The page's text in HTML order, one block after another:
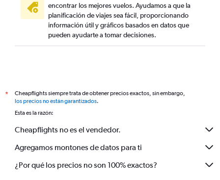
encontrar los mejores vuelos. Ayudamos a que la
planificación de viajes sea fácil, proporcionando
información útil y gráficos basados en datos que
pueden ayudarte a tomar decisiones.
*
Cheapflights siempre trata de obtener precios exactos, sin embargo,
los precios no están garantizados.
Esta es la razón:
Cheapflights no es el vendedor.
Agregamos montones de datos para ti
¿Por qué los precios no son 100% exactos?